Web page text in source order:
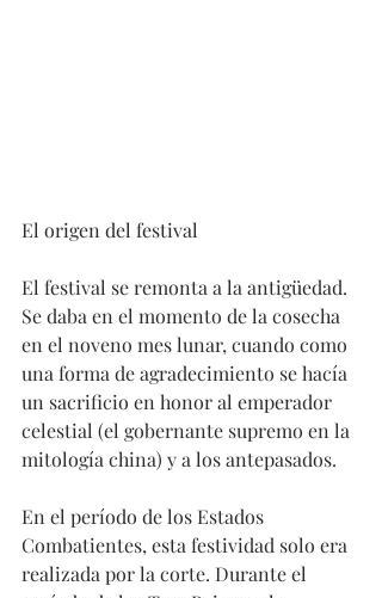
El origen del festival
El festival se remonta a la antigüedad.
Se daba en el momento de la cosecha
en el noveno mes lunar, cuando como
una forma de agradecimiento se hacía
un sacrificio en honor al emperador
celestial (el gobernante supremo en la
mitología china) y a los antepasados.
En el período de los Estados
Combatientes, esta festividad solo era
realizada por la corte. Durante el